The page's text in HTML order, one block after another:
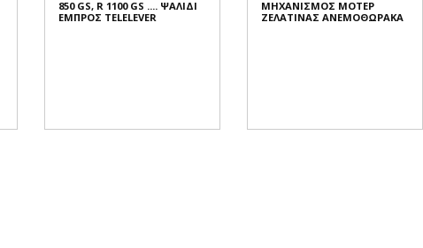
850 GS, R 1100 GS .... ΨΑΛΙΔΙ
ΕΜΠΡΟΣ TELELEVER
ΜΗΧΑΝΙΣΜΟΣ ΜΟΤΕΡ
ΖΕΛΑΤΙΝΑΣ ΑΝΕΜΟΘΩΡΑΚΑ